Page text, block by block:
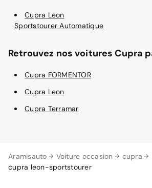
Aramisauto Voiture occasion
cupra
cupra leon-sportstourer
Cupra Leon
Sportstourer Automatique
Retrouvez nos voitures Cupra
Cupra FORMENTOR
Cupra Leon
Cupra Terramar